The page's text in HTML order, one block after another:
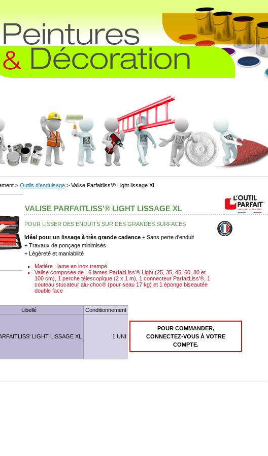
> Outils d'enduisage > Valise Parfaitliss’® Light lissage XL
VALISE PARFAITLISS’® LIGHT LISSAGE XL
POUR LISSER DES ENDUITS SUR DES GRANDES SURFACES
Idéal pour un lissage à très grande cadence + Sans perte d'enduit
+ Travaux de ponçage minimisés
+ Légèreté et maniabilité
Matière : lame en inox trempé
Valise composée de : 6 lames ParfaitLiss'® Light (25, 35, 45, 60, 80 et
100 cm), 1 perche télescopique (2 x 1 m), 1 connecteur ParfaitLiss'®, 1
couteau stucateur alu-choc® (pour seau 17 kg) et 1 éponge biseautée
double face
Libellé Conditionnement
LIGHT LISSAGE XL 1 UNI
POUR COMMANDER,
CONNECTEZ-VOUS À VOTRE
COMPTE.